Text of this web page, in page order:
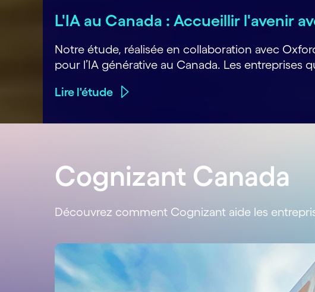
L'IA au Canada : Accueillir l'avenir
Notre étude, réalisée en collaboration avec
pour l’IA générative au Canada. Les entreprises
Lire l'étude
Cognizant Canada
Découvrez comment Cognizant aide les